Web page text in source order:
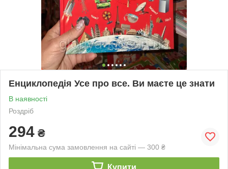
Енциклопедія Усе про все. Ви маєте це знати
В наявності
Роздріб
294 ₴
Мінімальна сума замовлення на сайті — 300 ₴
Купити